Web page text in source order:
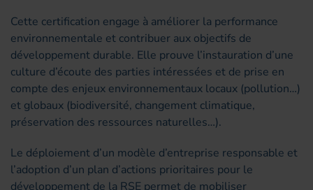
Cette certification engage à améliorer la performance
environnementale et contribuer aux objectifs de
développement durable. Elle prouve l’instauration d’une
culture d’écoute des parties intéressées et de prise en
compte des enjeux environnementaux locaux (pollution…)
et globaux (biodiversité, changement climatique,
préservation des ressources naturelles…).
Le déploiement d’un modèle d’entreprise responsable et
l’adoption d’un plan d’actions prioritaires pour le
développement de la RSE permet de mobiliser